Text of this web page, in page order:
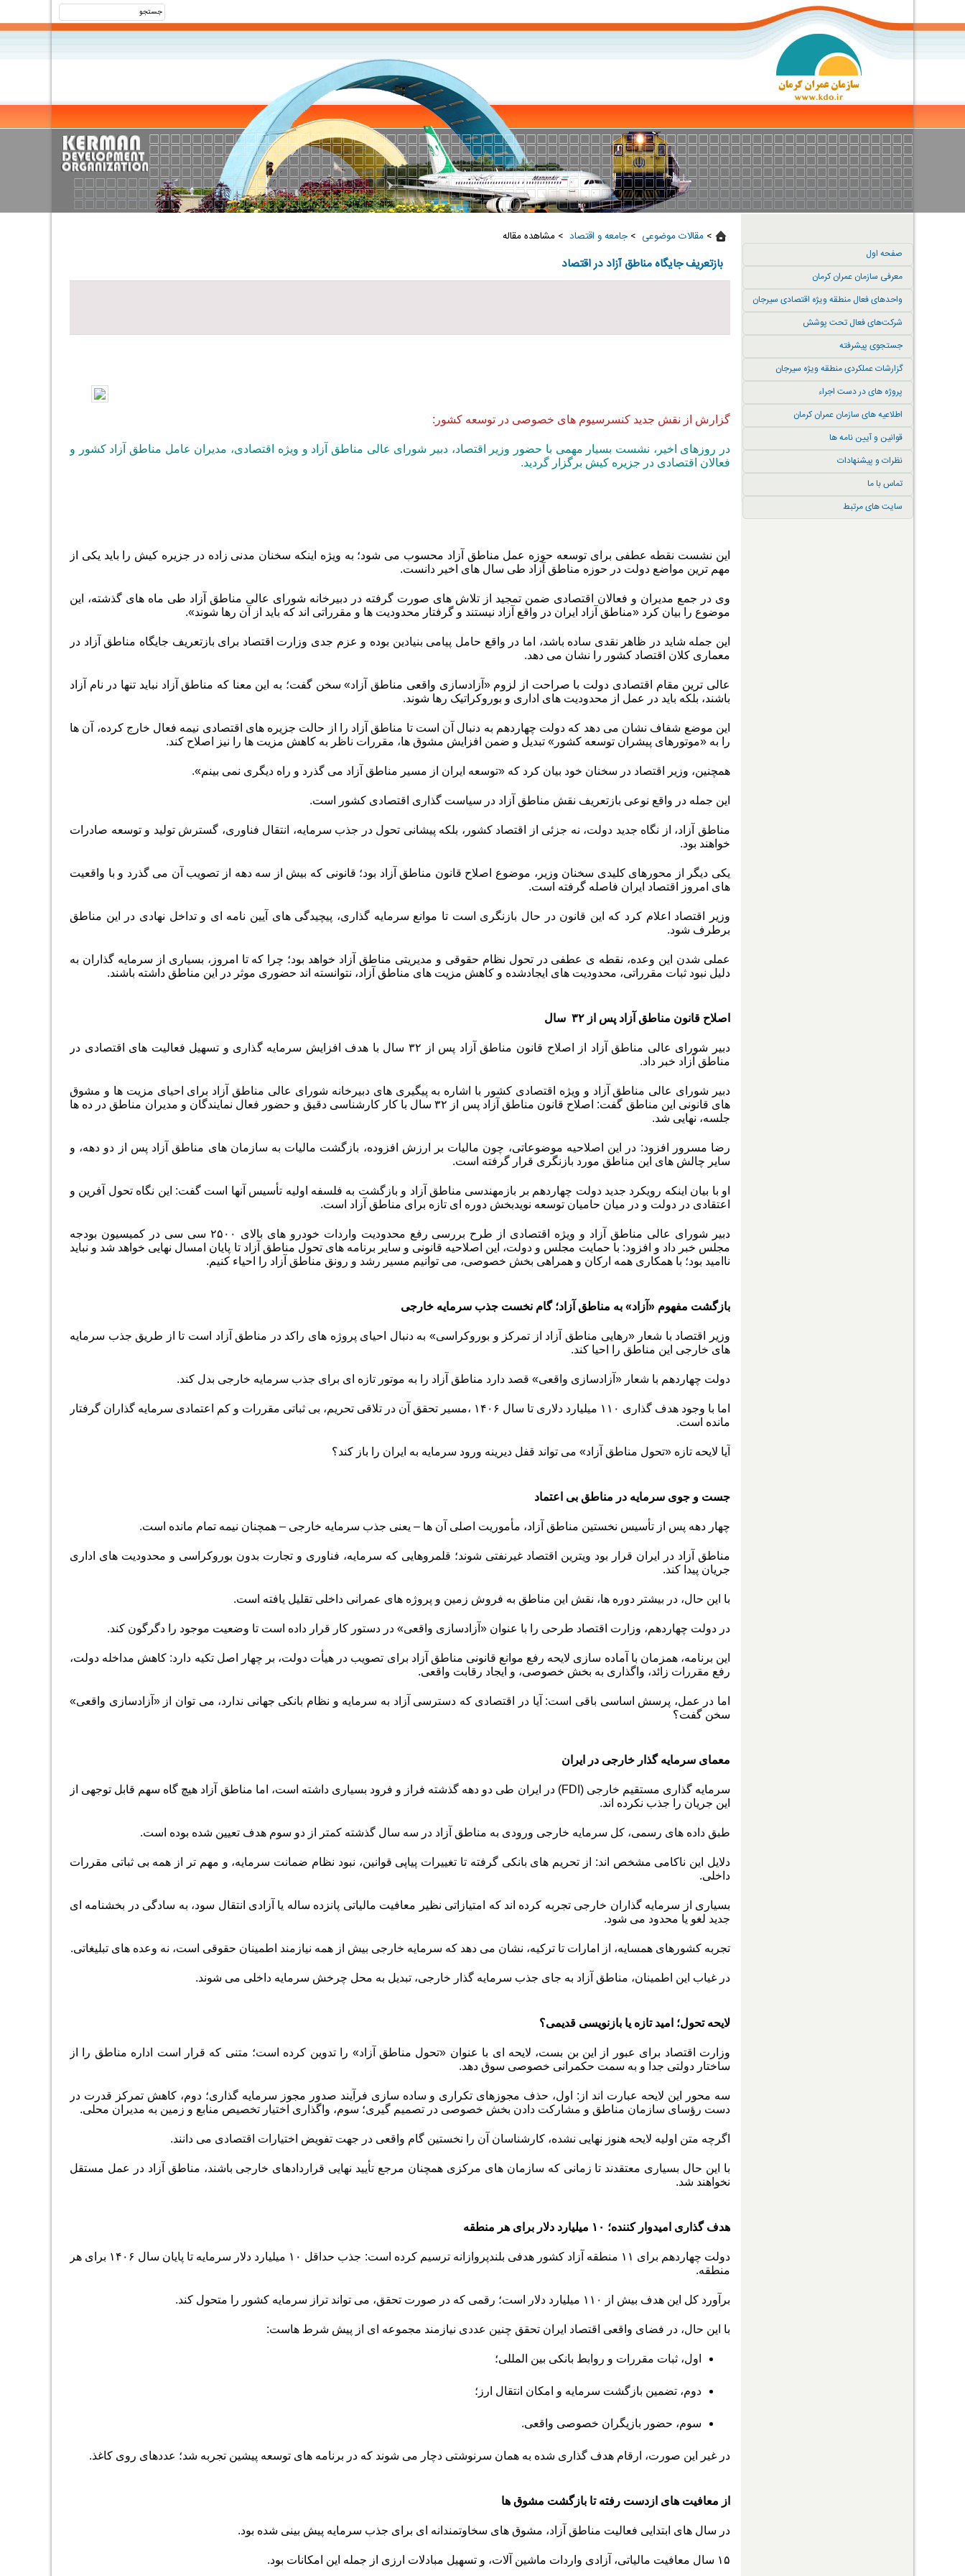
صفحه اول
معرفی سازمان عمران کرمان
واحدهای فعال منطقه ویژه اقتصادی سیرجان
شرکت‌های فعال تحت پوشش
جستجوی پیشرفته
گزارشات عملکردی منطقه ویژه سیرجان
پروژه های در دست اجراء
اطلاعیه های سازمان عمران کرمان
قوانین و آیین نامه ها
نظرات و پیشنهادات
تماس با ما
سایت های مرتبط
> مقالات موضوعی ‏ > جامعه و اقتصاد ‏ > مشاهده مقاله
بازتعریف جایگاه مناطق آزاد در اقتصاد
گزارش از نقش جدید کنسرسیوم های خصوصی در توسعه کشور:
در روزهای اخیر، نشست بسیار مهمی با حضور وزیر اقتصاد، دبیر شورای عالی مناطق آزاد و ویژه اقتصادی، مدیران عامل مناطق آزاد کشور و
فعالان اقتصادی در جزیره کیش برگزار گردید.
این نشست نقطه عطفی برای توسعه حوزه عمل مناطق آزاد محسوب می شود؛ به ویژه اینکه سخنان مدنی زاده در جزیره کیش را باید یکی از
مهم ترین مواضع دولت در حوزه مناطق آزاد طی سال های اخیر دانست.
وی در جمع مدیران و فعالان اقتصادی ضمن تمجید از تلاش های صورت گرفته در دبیرخانه شورای عالی مناطق آزاد طی ماه های گذشته، این
موضوع را بیان کرد «مناطق آزاد ایران در واقع آزاد نیستند و گرفتار محدودیت ها و مقرراتی اند که باید از آن رها شوند».
این جمله شاید در ظاهر نقدی ساده باشد، اما در واقع حامل پیامی بنیادین بوده و عزم جدی وزارت اقتصاد برای بازتعریف جایگاه مناطق آزاد در
معماری کلان اقتصاد کشور را نشان می دهد.
عالی ترین مقام اقتصادی دولت با صراحت از لزوم «آزادسازی واقعی مناطق آزاد» سخن گفت؛ به این معنا که مناطق آزاد نباید تنها در نام آزاد
باشند، بلکه باید در عمل از محدودیت های اداری و بوروکراتیک رها شوند.
این موضع شفاف نشان می دهد که دولت چهاردهم به دنبال آن است تا مناطق آزاد را از حالت جزیره های اقتصادی نیمه فعال خارج کرده، آن ها
را به «موتورهای پیشران توسعه کشور» تبدیل و ضمن افزایش مشوق ها، مقررات ناظر به کاهش مزیت ها را نیز اصلاح کند.
همچنین، وزیر اقتصاد در سخنان خود بیان کرد که «توسعه ایران از مسیر مناطق آزاد می گذرد و راه دیگری نمی بینم».
این جمله در واقع نوعی بازتعریف نقش مناطق آزاد در سیاست گذاری اقتصادی کشور است.
مناطق آزاد، از نگاه جدید دولت، نه جزئی از اقتصاد کشور، بلکه پیشانی تحول در جذب سرمایه، انتقال فناوری، گسترش تولید و توسعه صادرات
خواهند بود.
یکی دیگر از محورهای کلیدی سخنان وزیر، موضوع اصلاح قانون مناطق آزاد بود؛ قانونی که بیش از سه دهه از تصویب آن می گذرد و با واقعیت
های امروز اقتصاد ایران فاصله گرفته است.
وزیر اقتصاد اعلام کرد که این قانون در حال بازنگری است تا موانع سرمایه گذاری، پیچیدگی های آیین نامه ای و تداخل نهادی در این مناطق
برطرف شود.
عملی شدن این وعده، نقطه ی عطفی در تحول نظام حقوقی و مدیریتی مناطق آزاد خواهد بود؛ چرا که تا امروز، بسیاری از سرمایه گذاران به
دلیل نبود ثبات مقرراتی، محدودیت های ایجادشده و کاهش مزیت های مناطق آزاد، نتوانسته اند حضوری موثر در این مناطق داشته باشند.
اصلاح قانون مناطق آزاد پس از ۳۲ سال
دبیر شورای عالی مناطق آزاد از اصلاح قانون مناطق آزاد پس از ۳۲ سال با هدف افزایش سرمایه گذاری و تسهیل فعالیت های اقتصادی در
مناطق آزاد خبر داد.
دبیر شورای عالی مناطق آزاد و ویژه اقتصادی کشور با اشاره به پیگیری های دبیرخانه شورای عالی مناطق آزاد برای احیای مزیت ها و مشوق
های قانونی این مناطق گفت: اصلاح قانون مناطق آزاد پس از ۳۲ سال با کار کارشناسی دقیق و حضور فعال نمایندگان و مدیران مناطق در ده ها
جلسه، نهایی شد.
رضا مسرور افزود: در این اصلاحیه موضوعاتی، چون مالیات بر ارزش افزوده، بازگشت مالیات به سازمان های مناطق آزاد پس از دو دهه، و
سایر چالش های این مناطق مورد بازنگری قرار گرفته است.
او با بیان اینکه رویکرد جدید دولت چهاردهم بر بازمهندسی مناطق آزاد و بازگشت به فلسفه اولیه تأسیس آنها است گفت: این نگاه تحول آفرین و
اعتقادی در دولت و در میان حامیان توسعه نویدبخش دوره ای تازه برای مناطق آزاد است.
دبیر شورای عالی مناطق آزاد و ویژه اقتصادی از طرح بررسی رفع محدودیت واردات خودرو های بالای ۲۵۰۰ سی سی در کمیسیون بودجه
مجلس خبر داد و افزود: با حمایت مجلس و دولت، این اصلاحیه قانونی و سایر برنامه های تحول مناطق آزاد تا پایان امسال نهایی خواهد شد و نباید
ناامید بود؛ با همکاری همه ارکان و همراهی بخش خصوصی، می توانیم مسیر رشد و رونق مناطق آزاد را احیاء کنیم.
بازگشت مفهوم «آزاد» به مناطق آزاد؛ گام نخست جذب سرمایه خارجی
وزیر اقتصاد با شعار «رهایی مناطق آزاد از تمرکز و بوروکراسی» به دنبال احیای پروژه های راکد در مناطق آزاد است تا از طریق جذب سرمایه
های خارجی این مناطق را احیا کند.
دولت چهاردهم با شعار «آزادسازی واقعی» قصد دارد مناطق آزاد را به موتور تازه ای برای جذب سرمایه خارجی بدل کند.
اما با وجود هدف گذاری ۱۱۰ میلیارد دلاری تا سال ۱۴۰۶ ،مسیر تحقق آن در تلاقی تحریم، بی ثباتی مقررات و کم اعتمادی سرمایه گذاران گرفتار
مانده است.
آیا لایحه تازه «تحول مناطق آزاد» می تواند قفل دیرینه ورود سرمایه به ایران را باز کند؟
جست و جوی سرمایه در مناطق بی اعتماد
چهار دهه پس از تأسیس نخستین مناطق آزاد، مأموریت اصلی آن ها – یعنی جذب سرمایه خارجی – همچنان نیمه تمام مانده است.
مناطق آزاد در ایران قرار بود ویترین اقتصاد غیرنفتی شوند؛ قلمروهایی که سرمایه، فناوری و تجارت بدون بوروکراسی و محدودیت های اداری
جریان پیدا کند.
با این حال، در بیشتر دوره ها، نقش این مناطق به فروش زمین و پروژه های عمرانی داخلی تقلیل یافته است.
در دولت چهاردهم، وزارت اقتصاد طرحی را با عنوان «آزادسازی واقعی» در دستور کار قرار داده است تا وضعیت موجود را دگرگون کند.
این برنامه، همزمان با آماده سازی لایحه رفع موانع قانونی مناطق آزاد برای تصویب در هیأت دولت، بر چهار اصل تکیه دارد: کاهش مداخله دولت،
رفع مقررات زائد، واگذاری به بخش خصوصی، و ایجاد رقابت واقعی.
اما در عمل، پرسش اساسی باقی است: آیا در اقتصادی که دسترسی آزاد به سرمایه و نظام بانکی جهانی ندارد، می توان از «آزادسازی واقعی»
سخن گفت؟
معمای سرمایه گذار خارجی در ایران
سرمایه گذاری مستقیم خارجی(FDI) در ایران طی دو دهه گذشته فراز و فرود بسیاری داشته است، اما مناطق آزاد هیچ گاه سهم قابل توجهی از
این جریان را جذب نکرده اند.
طبق داده های رسمی، کل سرمایه خارجی ورودی به مناطق آزاد در سه سال گذشته کمتر از دو سوم هدف تعیین شده بوده است.
دلایل این ناکامی مشخص اند: از تحریم های بانکی گرفته تا تغییرات پیاپی قوانین، نبود نظام ضمانت سرمایه، و مهم تر از همه بی ثباتی مقررات
داخلی.
بسیاری از سرمایه گذاران خارجی تجربه کرده اند که امتیازاتی نظیر معافیت مالیاتی پانزده ساله یا آزادی انتقال سود، به سادگی در بخشنامه ای
جدید لغو یا محدود می شود.
تجربه کشورهای همسایه، از امارات تا ترکیه، نشان می دهد که سرمایه خارجی بیش از همه نیازمند اطمینان حقوقی است، نه وعده های تبلیغاتی.
در غیاب این اطمینان، مناطق آزاد به جای جذب سرمایه گذار خارجی، تبدیل به محل چرخش سرمایه داخلی می شوند.
لایحه تحول؛ امید تازه یا بازنویسی قدیمی؟
وزارت اقتصاد برای عبور از این بن بست، لایحه ای با عنوان «تحول مناطق آزاد» را تدوین کرده است؛ متنی که قرار است اداره مناطق را از
ساختار دولتی جدا و به سمت حکمرانی خصوصی سوق دهد.
سه محور این لایحه عبارت اند از: اول، حذف مجوزهای تکراری و ساده سازی فرآیند صدور مجوز سرمایه گذاری؛ دوم، کاهش تمرکز قدرت در
دست رؤسای سازمان مناطق و مشارکت دادن بخش خصوصی در تصمیم گیری؛ سوم، واگذاری اختیار تخصیص منابع و زمین به مدیران محلی.
اگرچه متن اولیه لایحه هنوز نهایی نشده، کارشناسان آن را نخستین گام واقعی در جهت تفویض اختیارات اقتصادی می دانند.
با این حال بسیاری معتقدند تا زمانی که سازمان های مرکزی همچنان مرجع تأیید نهایی قراردادهای خارجی باشند، مناطق آزاد در عمل مستقل
نخواهند شد.
هدف گذاری امیدوار کننده؛ ۱۰ میلیارد دلار برای هر منطقه
دولت چهاردهم برای ۱۱ منطقه آزاد کشور هدفی بلندپروازانه ترسیم کرده است: جذب حداقل ۱۰ میلیارد دلار سرمایه تا پایان سال ۱۴۰۶ برای هر
منطقه.
برآورد کل این هدف بیش از ۱۱۰ میلیارد دلار است؛ رقمی که در صورت تحقق، می تواند تراز سرمایه کشور را متحول کند.
با این حال، در فضای واقعی اقتصاد ایران تحقق چنین عددی نیازمند مجموعه ای از پیش شرط هاست:
اول، ثبات مقررات و روابط بانکی بین المللی؛
دوم، تضمین بازگشت سرمایه و امکان انتقال ارز؛
سوم، حضور بازیگران خصوصی واقعی.
در غیر این صورت، ارقام هدف گذاری شده به همان سرنوشتی دچار می شوند که در برنامه های توسعه پیشین تجربه شد؛ عددهای روی کاغذ.
از معافیت های ازدست رفته تا بازگشت مشوق ها
در سال های ابتدایی فعالیت مناطق آزاد، مشوق های سخاوتمندانه ای برای جذب سرمایه پیش بینی شده بود.
۱۵ سال معافیت مالیاتی، آزادی واردات ماشین آلات، و تسهیل مبادلات ارزی از جمله این امکانات بود.